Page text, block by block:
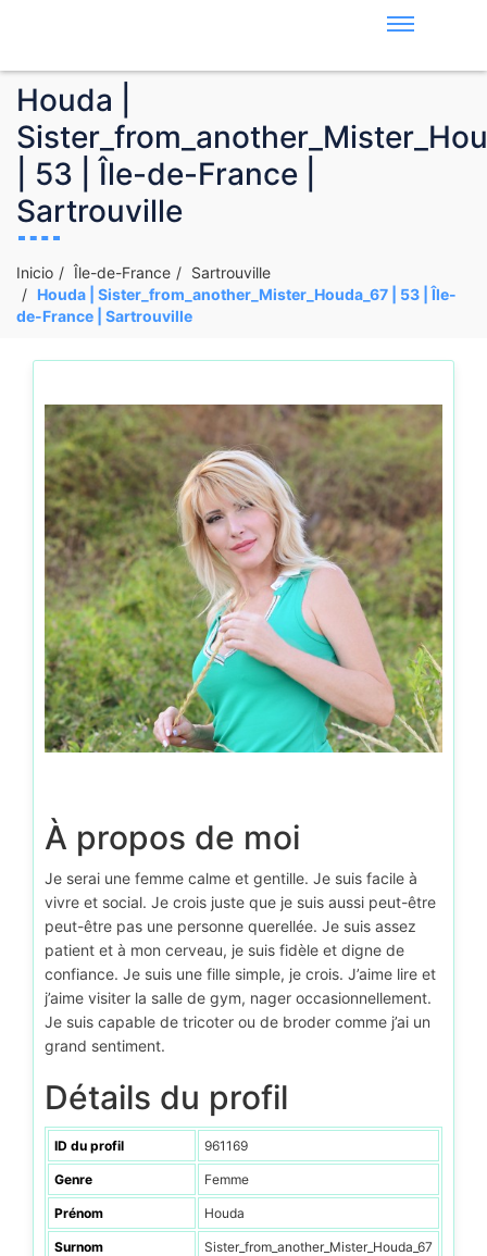
Houda |
| 53 | Île-de-France |
Sartrouville
Inicio Île-de-France
Sartrouville
Houda | Sister_from_another_Mister_Houda_67 | 53 | Île-
de-France | Sartrouville
À propos de moi
Je serai une femme calme et gentille. Je suis facile à
vivre et social. Je crois juste que je suis aussi peut-être
peut-être pas une personne querellée. Je suis assez
patient et à mon cerveau, je suis fidèle et digne de
confiance. Je suis une fille simple, je crois. J’aime lire et
j’aime visiter la salle de gym, nager occasionnellement.
Je suis capable de tricoter ou de broder comme j’ai un
grand sentiment.
Détails du profil
ID du profil 961169
Genre Femme
Prénom Houda
Surnom Sister_from_another_Mister_Houda_67